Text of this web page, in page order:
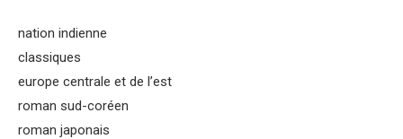
nation indienne
classiques
europe centrale et de l’est
roman sud-coréen
roman japonais